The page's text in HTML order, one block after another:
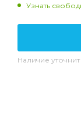
Узнать
Наличие